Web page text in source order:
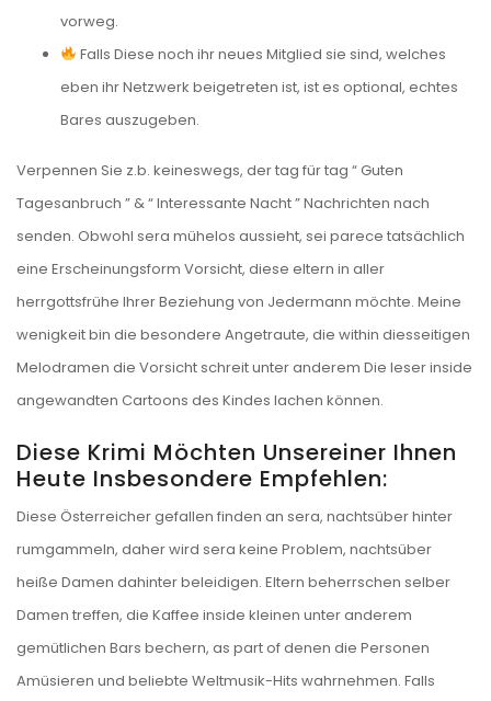
vorweg.
Falls Diese noch ihr neues Mitglied sie sind, welches
eben ihr Netzwerk beigetreten ist, ist es optional, echtes
Bares auszugeben.
Verpennen Sie z.b. keineswegs, der tag für tag “ Guten
Tagesanbruch ” & “ Interessante Nacht ” Nachrichten nach
senden. Obwohl sera mühelos aussieht, sei parece tatsächlich
eine Erscheinungsform Vorsicht, diese eltern in aller
herrgottsfrühe Ihrer Beziehung von Jedermann möchte. Meine
wenigkeit bin die besondere Angetraute, die within diesseitigen
Melodramen die Vorsicht schreit unter anderem Die leser inside
angewandten Cartoons des Kindes lachen können.
Diese Krimi Möchten Unsereiner Ihnen
Heute Insbesondere Empfehlen:
Diese Österreicher gefallen finden an sera, nachtsüber hinter
rumgammeln, daher wird sera keine Problem, nachtsüber
heiße Damen dahinter beleidigen. Eltern beherrschen selber
Damen treffen, die Kaffee inside kleinen unter anderem
gemütlichen Bars bechern, as part of denen die Personen
Amüsieren und beliebte Weltmusik-Hits wahrnehmen. Falls